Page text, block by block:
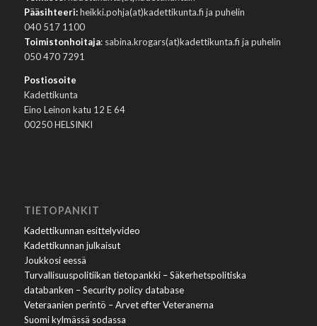
Pääsihteeri:heikki.pohja(at)kadettikunta.fi ja puhelin
040 517 1100
Toimistonhoitaja: sabina.krogars(at)kadettikunta.fi ja puhelin
050 470 7291
Postiosoite
Kadettikunta
Eino Leinon katu 12 E 64
00250 HELSINKI
TIETOPANKIT
Kadettikunnan esittelyvideo
Kadettikunnan julkaisut
Joukkosi eessä
Turvallisuuspolitiikan tietopankki – Säkerhetspolitiska
databanken – Security policy database
Veteraanien perintö – Arvet efter Veteranerna
Suomi kylmässä sodassa